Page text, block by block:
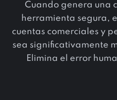
Cuando genera una
herramienta segura,
cuentas comerciales y
sea significativamente
Elimina el error